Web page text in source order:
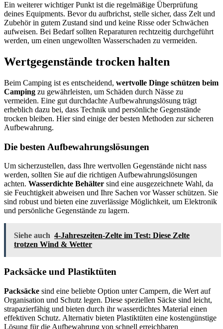
Ein weiterer wichtiger Punkt ist die regelmäßige Überprüfung
deines Equipments. Bevor du aufbrichst, stelle sicher, dass Zelt und
Zubehör in gutem Zustand sind und keine Risse oder Schwächen
aufweisen. Bei Bedarf sollten Reparaturen rechtzeitig durchgeführt
werden, um einen ungewollten Wasserschaden zu vermeiden.
Wertgegenstände trocken halten
Beim Camping ist es entscheidend, wertvolle Dinge schützen beim
Camping zu gewährleisten, um Schäden durch Nässe zu
vermeiden. Eine gut durchdachte Aufbewahrungslösung trägt
erheblich dazu bei, dass Technik und persönliche Gegenstände
trocken bleiben. Hier sind einige der besten Methoden zur sicheren
Aufbewahrung.
Die besten Aufbewahrungslösungen
Um sicherzustellen, dass Ihre wertvollen Gegenstände nicht nass
werden, sollten Sie auf die richtigen Aufbewahrungslösungen
achten. Wasserdichte Behälter sind eine ausgezeichnete Wahl, da
sie Feuchtigkeit abweisen und Ihre Sachen vor Wasser schützen. Sie
sind robust und bieten eine zuverlässige Möglichkeit, um Elektronik
und persönliche Gegenstände zu lagern.
Siehe auch 4-Jahreszeiten-Zelte im Test: Diese Zelte
trotzen Wind & Wetter
Packsäcke und Plastiktüten
Packsäcke sind eine beliebte Option unter Campern, die Wert auf
Organisation und Schutz legen. Diese speziellen Säcke sind leicht,
strapazierfähig und bieten durch ihr wasserdichtes Material einen
effektiven Schutz. Alternativ bieten Plastiktüten eine kostengünstige
Lösung für die Aufbewahrung von schnell erreichbaren